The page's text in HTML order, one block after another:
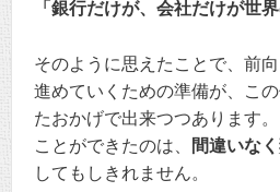
「銀行だけが、会社だけが世
そのように思えたことで、前
進めていくための準備が、こ
たおかげで出来つつあります
ことができたのは、
間違いな
してもしきれません。